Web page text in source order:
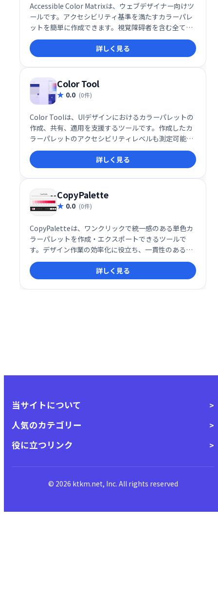
Accessible Color Matrixは、ウェブデザイナー向けツ
ールです。アクセシビリティ基準を満たすカラーパレ
ットを簡単に作成できます。視覚障碍者を含む全ての
人が快適にウェブサイトを利用できるよう、色覚の多
様性を考慮した配色を支援します。デザインとアクセ
シビリティの両立を実現します。
詳しく見る
Color Tool
0.0 (0件)
Color Toolは、UIデザインにおけるカラーパレットの
作成、共有、適用を支援するツールです。作成したカ
ラーパレットのアクセシビリティレベルも測定可能。
効率的なUIデザインワークフローとアクセシビリティ
の高い配色を実現します。詳しく見る
CopyPalette
0.0 (0件)
CopyPaletteは、ワンクリックで統一感のある単色カ
ラーパレットを作成・エクスポートできるツールで
す。デザイン作業の効率化に役立ち、一貫性のある美
しい配色を簡単に実現できます。 煩雑なカラー調整の
手間を省き、クリエイティブな作業に集中したい方に
おすすめです。
詳しく見る
当サイトについて
人気のカテゴリー
役に立つリンク
© 2026 ktkm.net, Inc. All rights reserved